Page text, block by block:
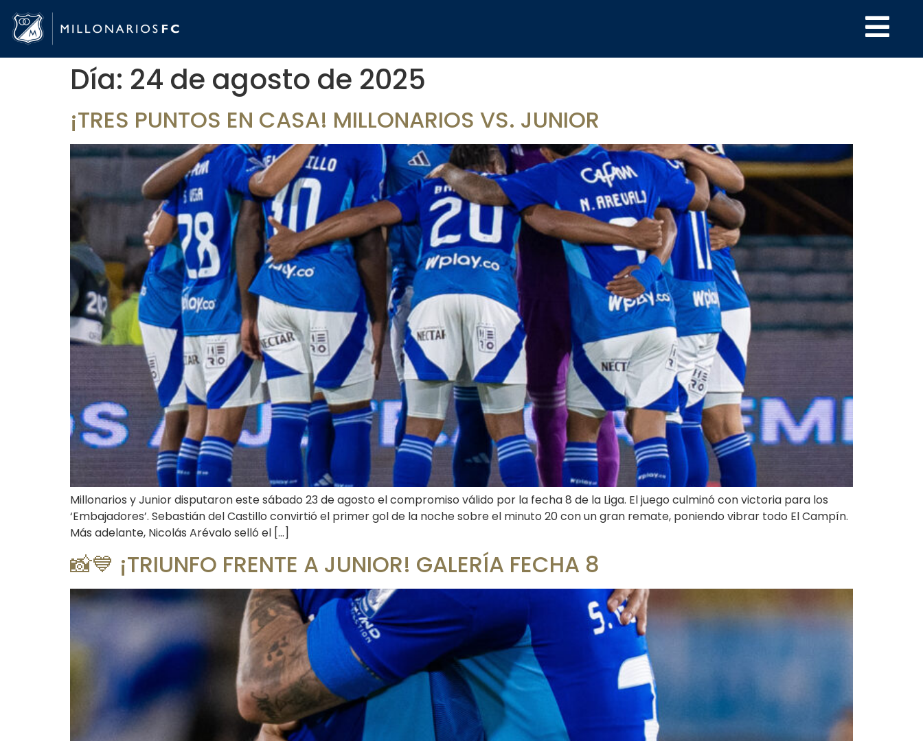
Día: 24 de agosto de 2025
¡TRES PUNTOS EN CASA! MILLONARIOS VS. JUNIOR
Millonarios y Junior disputaron este sábado 23 de agosto el compromiso válido por la fecha 8 de la Liga. El juego culminó con victoria para los
‘Embajadores’. Sebastián del Castillo convirtió el primer gol de la noche sobre el minuto 20 con un gran remate, poniendo vibrar todo El Campín.
Más adelante, Nicolás Arévalo selló el […]
📸💙 ¡TRIUNFO FRENTE A JUNIOR! GALERÍA FECHA 8